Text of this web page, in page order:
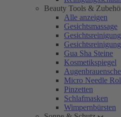
Beauty Tools &
Alle anzeigen
Gesichtsmassage
Gua Sha Steine
Kosmetikspiegel
Micro Needle
Pinzetten
Schlafmasken
Wimpernbürsten